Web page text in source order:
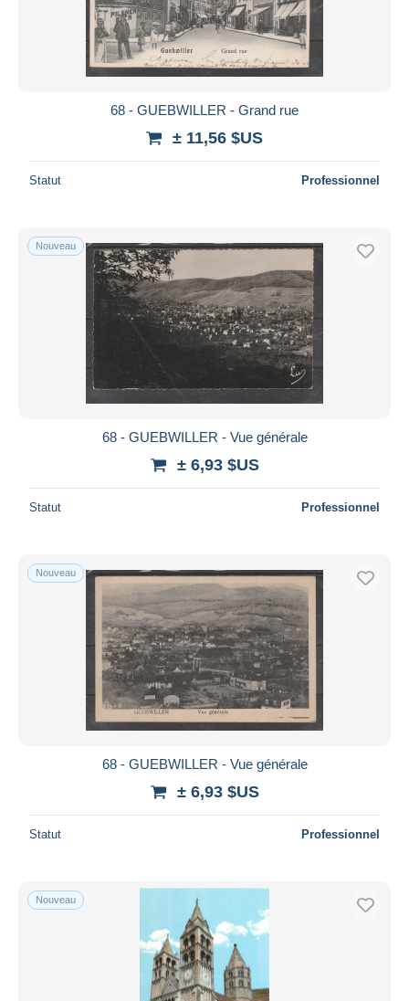
68 - GUEBWILLER - Grand rue
± 11,56 $US
Statut Professionnel
Nouveau
68 - GUEBWILLER - Vue générale
± 6,93 $US
Statut Professionnel
Nouveau
68 - GUEBWILLER - Vue générale
± 6,93 $US
Statut Professionnel
Nouveau